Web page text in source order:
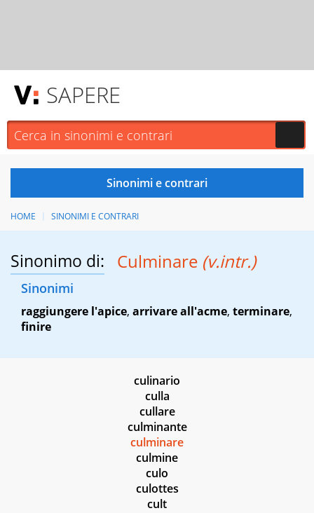
SAPERE
HOME SINONIMI E CONTRARI
Sinonimo di: Culminare (v.intr.)
Sinonimi
raggiungere l'apice, arrivare all'acme, terminare,
finire
culinario
culla
cullare
culminante
culminare
culmine
culo
culottes
cult